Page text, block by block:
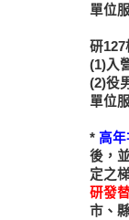
單位
研127
(1)入
(2)役
單位
* 高年
後，並
定之
研發
市、